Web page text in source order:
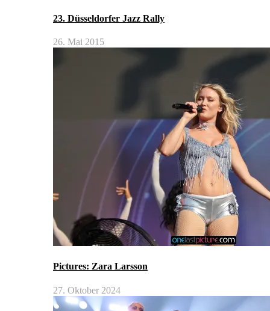
23. Düsseldorfer Jazz Rally
26. Mai 2015
Pictures: Zara Larsson
27. Oktober 2024